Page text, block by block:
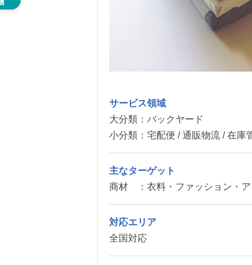
サービス領域
大分類： バックヤード
小分類： 宅配便 / 通販物流 / 在庫
主なターゲット
商材 ： 衣料・ファッション・
対応エリア
全国対応